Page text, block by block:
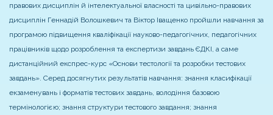
правових дисциплін й інтелектуальної власності та цивільно-правових
дисциплін Геннадій Волошкевич та Віктор Іващенко пройшли навчання за
програмою підвищення кваліфікації науково-педагогічних, педагогічних
працівників щодо розроблення та експертизи завдань ЄДКІ, а саме
дистанційний експрес-курс «Основи тестології та розробки тестових
завдань». Серед досягнутих результатів навчання: знання класифікації
екзаменувань і форматів тестових завдань, володіння базовою
термінологією; знання структури тестового завдання; знання